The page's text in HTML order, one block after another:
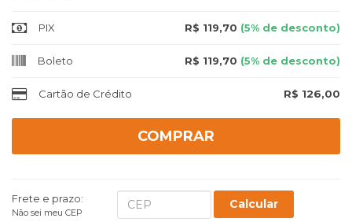
PIX R$ 119,70 (5% de desconto)
Boleto R$ 119,70 (5% de desconto)
Cartão de Crédito R$ 126,00
COMPRAR
Frete e prazo:
Não sei meu CEP
Calcular